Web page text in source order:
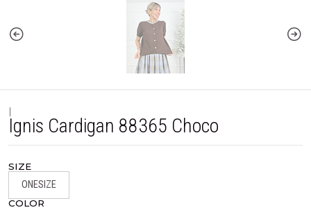
|
Ignis Cardigan 88365 Choco
SIZE
ONESIZE
COLOR